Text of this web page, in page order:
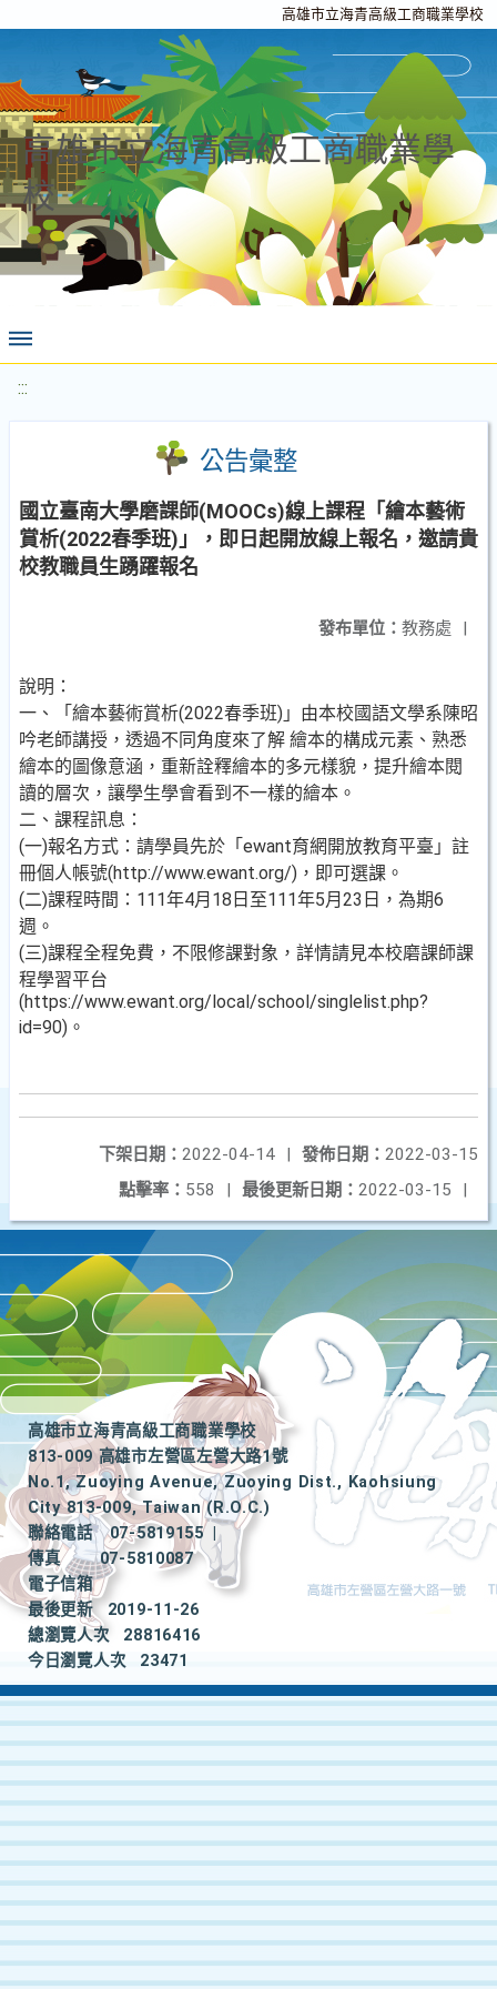
高雄市立海青高級工商職業學校
高雄市立海青高級工商職業學
校
:::
公告彙整
國立臺南大學磨課師(MOOCs)線上課程「繪本藝術
賞析(2022春季班)」，即日起開放線上報名，邀請貴
校教職員生踴躍報名
發布單位： 教務處 |
說明：
一、「繪本藝術賞析(2022春季班)」由本校國語文學系陳昭
吟老師講授，透過不同角度來了解 繪本的構成元素、熟悉
繪本的圖像意涵，重新詮釋繪本的多元樣貌，提升繪本閱
讀的層次，讓學生學會看到不一樣的繪本。
二、課程訊息：
(一)報名方式：請學員先於「ewant育網開放教育平臺」註
冊個人帳號(http://www.ewant.org/)，即可選課。
(二)課程時間：111年4月18日至111年5月23日，為期6
週。
(三)課程全程免費，不限修課對象，詳情請見本校磨課師課
程學習平台
(https://www.ewant.org/local/school/singlelist.php?
id=90)。
發佈日期： 2022-03-15
下架日期： 2022-04-14
|
最後更新日期： 2022-03-15 |
點擊率： 558 |
高雄市立海青高級工商職業學校
813-009 高雄市左營區左營大路1號
No.1, Zuoying Avenue, Zuoying Dist., Kaohsiung
City 813-009, Taiwan (R.O.C.)
聯絡電話
07-5819155
|
傳真
07-5810087
電子信箱
最後更新
2019-11-26
總瀏覽人次
28816416
今日瀏覽人次
23471